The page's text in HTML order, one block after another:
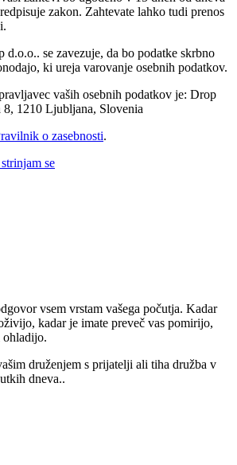
zakon. Zahtevate lahko tudi prenos
d.o.o.. se zavezuje, da bo podatke skrbno
ki ureja varovanje osebnih podatkov.
vaših osebnih podatkov je: Drop
1210 Ljubljana, Slovenia
o zasebnosti.
se
vsem vrstam vašega počutja. Kadar
kadar je imate preveč vas pomirijo,
ohladijo.
druženjem s prijatelji ali tiha družba v
dneva..